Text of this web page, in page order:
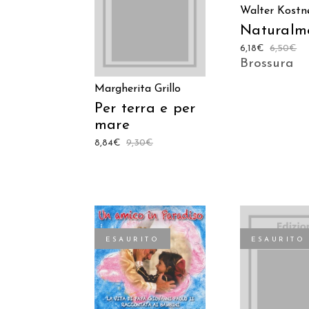
Margherita Grillo
Per terra e per
mare
9,30€
8,84€
Walter
6,50€
6,18€
Brossura
ESAURITO
LEGGI TUTTO
ESAURITO